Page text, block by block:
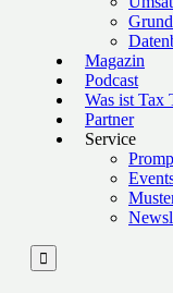
Magazin
Podcast
Was ist Tax
Partner
Service
